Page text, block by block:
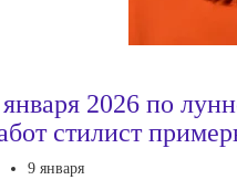
2026 по
стилист
9 января